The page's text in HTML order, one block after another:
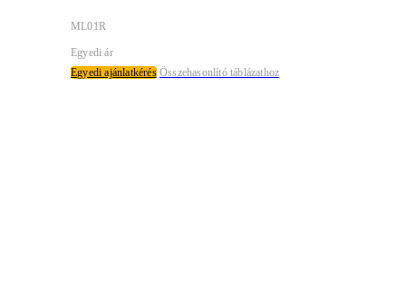
ML01R
Egyedi ár
Egyedi ajánlatkérés Összehasonlító táblázathoz